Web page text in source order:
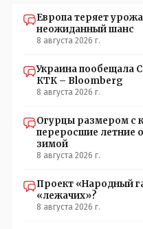
Европа теряет
неожиданный шанс
8 августа 2026 г.
Украина пообещала
КТК – Bloomberg
8 августа 2026 г.
Огурцы размером с
переросшие летние
зимой
8 августа 2026 г.
Проект «Народный
«лежачих»?
8 августа 2026 г.